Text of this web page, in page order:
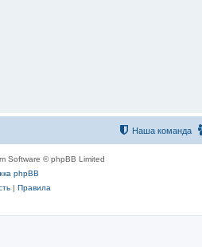
Наша команда
Software © phpBB Limited
phpBB
| Правила